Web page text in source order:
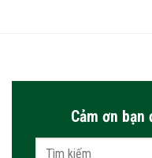
Cảm ơn
Tìm